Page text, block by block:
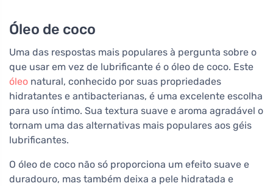
Óleo de coco
Uma das respostas mais populares à pergunta sobre o
que usar em vez de lubrificante é o óleo de coco. Este
óleo natural, conhecido por suas propriedades
hidratantes e antibacterianas, é uma excelente escolha
para uso íntimo. Sua textura suave e aroma agradável o
tornam uma das alternativas mais populares aos géis
lubrificantes.
O óleo de coco não só proporciona um efeito suave e
duradouro, mas também deixa a pele hidratada e